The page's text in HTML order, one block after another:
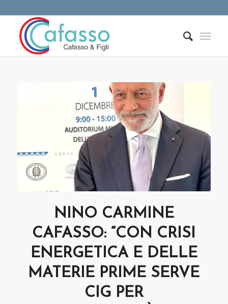
NINO CARMINE
CAFASSO: “CON CRISI
ENERGETICA E DELLE
MATERIE PRIME SERVE
CIG PER